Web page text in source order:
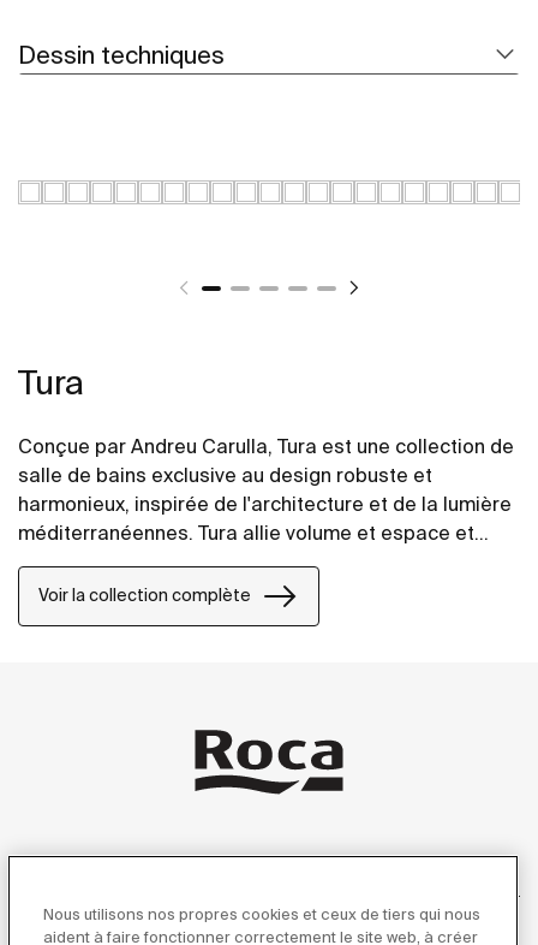
Dessin techniques
Tura
Conçue par Andreu Carulla, Tura est une collection de
salle de bains exclusive au design robuste et
harmonieux, inspirée de l'architecture et de la lumière
méditerranéennes. Tura allie volume et espace et
reproduit ingénieusement les jeux d'ombre et de
lumière. L'innovation et la durabilité se retrouvent
dans toute la collection, du design et de la
Voir la collection complète
Nous utilisons nos propres cookies et ceux de tiers qui nous
aident à faire fonctionner correctement le site web, à créer